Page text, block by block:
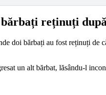
reținuți
doi bărbați au fost reținuți
un alt bărbat, lăsându-l